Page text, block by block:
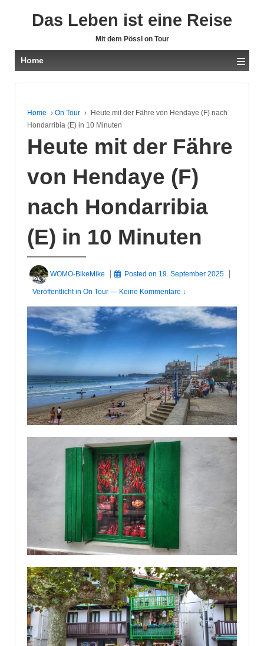
Das Leben ist eine Reise
Mit dem Pössl on Tour
Home ≡
Home › On Tour ›
Heute mit der Fähre von Hendaye (F) nach
Hondarribia (E) in 10 Minuten
Heute mit der Fähre
von Hendaye (F)
nach Hondarribia
(E) in 10 Minuten
WOMO-BikeMike Posted on 19. September 2025
Veröffentlicht in On Tour — Keine Kommentare ↓